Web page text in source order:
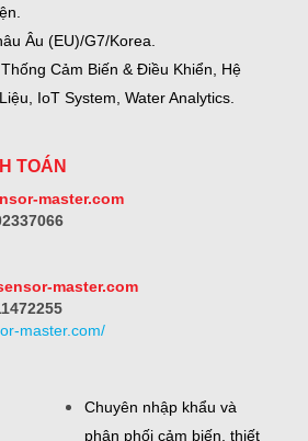
Âu (EU)/G7/Korea.
Cảm Biến & Điều Khiển, Hệ
IoT System, Water Analytics.
TOÁN
master.com
master.com
master.com/
Chuyên nhập khẩu và
phân phối cảm biến, thiết